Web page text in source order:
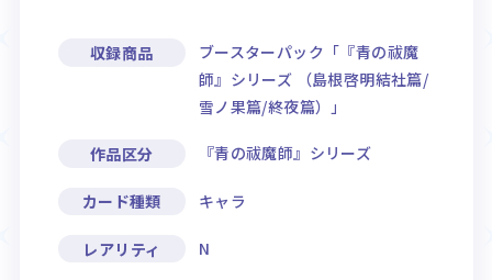
収録商品
ブースターパック「『青の祓魔
師』シリーズ （島根啓明結社篇/
雪ノ果篇/終夜篇）」
作品区分 『青の祓魔師』シリーズ
カード種類 キャラ
レアリティ N